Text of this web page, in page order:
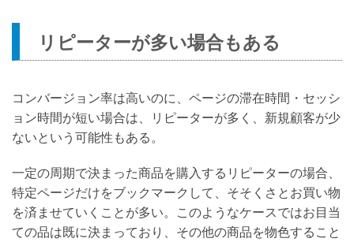
リピーターが多い場合もある
コンバージョン率は高いのに、ページの滞在時間・セッシ
ョン時間が短い場合は、リピーターが多く、新規顧客が少
ないという可能性もある。
一定の周期で決まった商品を購入するリピーターの場合、
特定ページだけをブックマークして、そそくさとお買い物
を済ませていくことが多い。このようなケースではお目当
ての品は既に決まっており、その他の商品を物色すること